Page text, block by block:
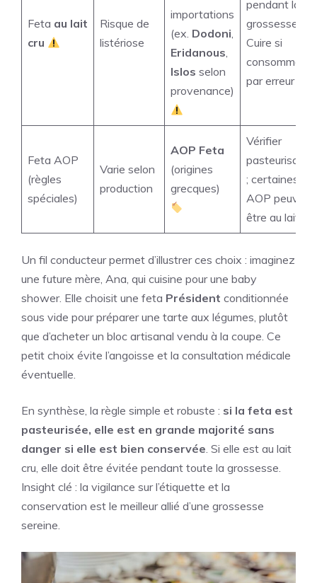
Feta au lait
cru
Risque de
listériose
importations
(ex. Dodoni,
Eridanous,
Islos selon
provenance)
pendant la
grossesse.
Cuire si
consommée
par erreur
Feta AOP
(règles
spéciales)
Varie selon
production
AOP Feta
(origines
grecques)
Vérifier
pasteurisation
; certaines
AOP peuvent
être au lait cru
Un fil conducteur permet d’illustrer ces choix : imaginez
une future mère, Ana, qui cuisine pour une baby
shower. Elle choisit une feta Président conditionnée
sous vide pour préparer une tarte aux légumes, plutôt
que d’acheter un bloc artisanal vendu à la coupe. Ce
petit choix évite l’angoisse et la consultation médicale
éventuelle.
En synthèse, la règle simple et robuste : si la feta est
pasteurisée, elle est en grande majorité sans
danger si elle est bien conservée. Si elle est au lait
cru, elle doit être évitée pendant toute la grossesse.
Insight clé : la vigilance sur l’étiquette et la
conservation est le meilleur allié d’une grossesse
sereine.